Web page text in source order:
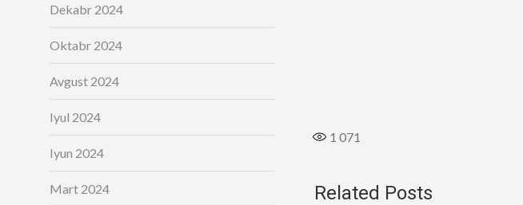
1 071
Related Posts
Dekabr 2024
Oktabr 2024
Avgust 2024
Iyul 2024
Iyun 2024
Mart 2024